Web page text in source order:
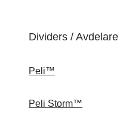
Dividers / Avdelare
Peli™
Peli Storm™